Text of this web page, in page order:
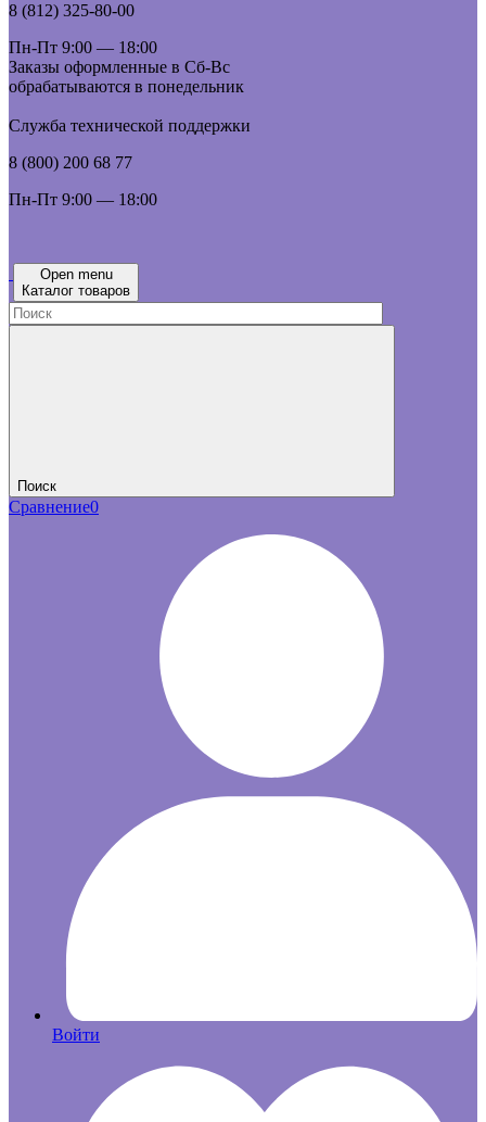
8 (812) 325-80-00
Пн-Пт 9:00 — 18:00
Заказы оформленные в Сб-Вс
обрабатываются в понедельник
Служба технической поддержки
8 (800) 200 68 77
Пн-Пт 9:00 — 18:00
Open menu
Каталог товаров
Поиск
Сравнение0
Войти